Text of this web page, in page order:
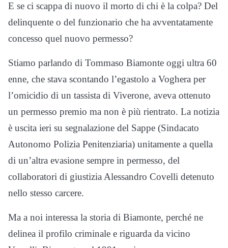
E se ci scappa di nuovo il morto di chi è la colpa? Del
delinquente o del funzionario che ha avventatamente
concesso quel nuovo permesso?
Stiamo parlando di Tommaso Biamonte oggi ultra 60
enne, che stava scontando l’egastolo a Voghera per
l’omicidio di un tassista di Viverone, aveva ottenuto
un permesso premio ma non è più rientrato. La notizia
è uscita ieri su segnalazione del Sappe (Sindacato
Autonomo Polizia Penitenziaria) unitamente a quella
di un’altra evasione sempre in permesso, del
collaboratori di giustizia Alessandro Covelli detenuto
nello stesso carcere.
Ma a noi interessa la storia di Biamonte, perché ne
delinea il profilo criminale e riguarda da vicino